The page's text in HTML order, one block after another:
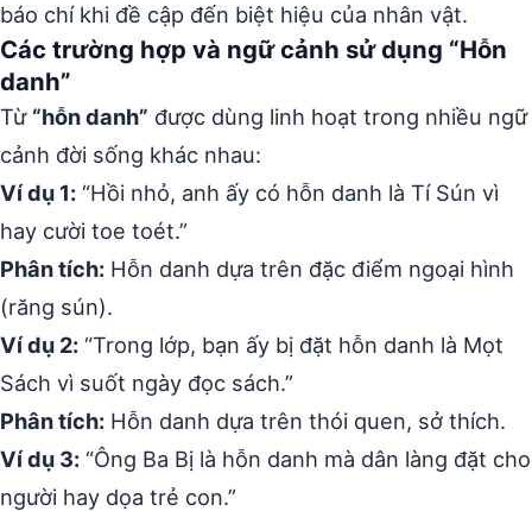
báo chí khi đề cập đến biệt hiệu của nhân vật.
Các trường hợp và ngữ cảnh sử dụng “Hỗn
danh”
Từ “hỗn danh” được dùng linh hoạt trong nhiều ngữ
cảnh đời sống khác nhau:
Ví dụ 1: “Hồi nhỏ, anh ấy có hỗn danh là Tí Sún vì
hay cười toe toét.”
Phân tích: Hỗn danh dựa trên đặc điểm ngoại hình
(răng sún).
Ví dụ 2: “Trong lớp, bạn ấy bị đặt hỗn danh là Mọt
Sách vì suốt ngày đọc sách.”
Phân tích: Hỗn danh dựa trên thói quen, sở thích.
Ví dụ 3: “Ông Ba Bị là hỗn danh mà dân làng đặt cho
người hay dọa trẻ con.”